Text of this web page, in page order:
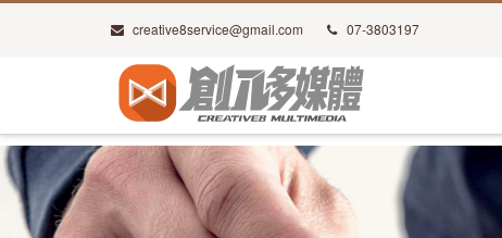
creative8service@gmail.com 07-3803197